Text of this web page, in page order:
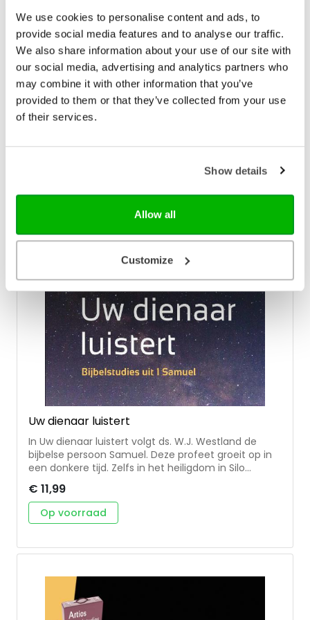
We use cookies to personalise content and ads, to
provide social media features and to analyse our traffic.
We also share information about your use of our site with
our social media, advertising and analytics partners who
may combine it with other information that you’ve
provided to them or that they’ve collected from your use
of their services.
Show details
Allow all
Customize
Hoe lief heb ik Uw woning
Op de berg Sinaï gaf de HEERE aan Mozes de
opdracht om de tabernakel te bouwen, met daarin
heilige voorwerpen, zoals het brandofferaltaar, de
bijbelstudies over de tabernakel van Israël. • In elke
bijbelstudie is een aantal gespreksvragen
opgenomen, om wat er ook nu nog geleerd kan
emeritus hoogleraar ‘Geschiedenis van het
gereformeerd protestantisme’.
Uw dienaar luistert
In Uw dienaar luistert volgt ds. W.J. Westland de
bijbelse persoon Samuel. Deze profeet groeit op in
een donkere tijd. Zelfs in het heiligdom in Silo
Ondanks alles laat God Zijn trouw schitteren.
Samuel wordt door God geroepen om Zijn woorden
door te geven. We leren van Samuel om
die God gaat voor ons soms moeilijk te volgen. De
kringen in de gemeente.
€ 11,99
Op voorraad